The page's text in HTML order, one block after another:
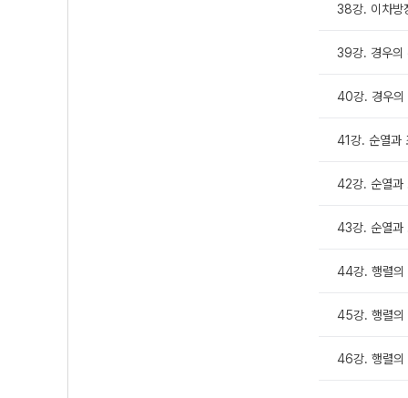
38강. 이차방
39강. 경우의
40강. 경우의
41강. 순열과
42강. 순열과
43강. 순열과
44강. 행렬의
45강. 행렬의
46강. 행렬